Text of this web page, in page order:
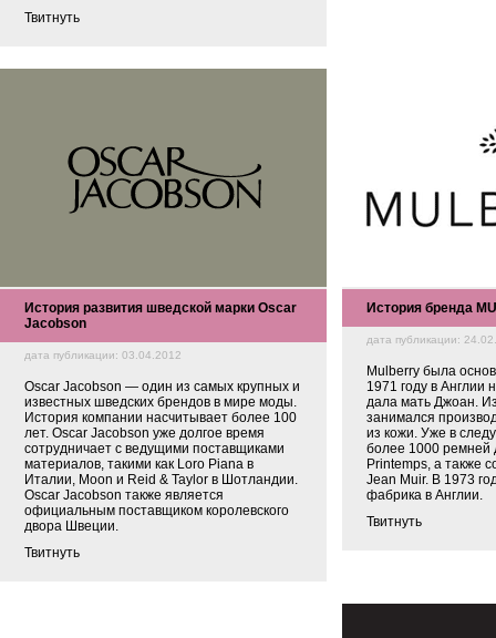
Твитнуть
История развития шведской марки Oscar
Jacobson
дата публикации: 03.04.2012
Oscar Jacobson — один из самых крупных и
известных шведских брендов в мире моды.
История компании насчитывает более 100
лет. Oscar Jacobson уже долгое время
сотрудничает с ведущими поставщиками
материалов, такими как Loro Piana в
Италии, Moon и Reid & Taylor в Шотландии.
Oscar Jacobson также является
официальным поставщиком королевского
двора Швеции.
Твитнуть
История бренда
дата публикации:
Mulberry была
1971 году в Англии
дала мать Джоан.
занимался
из кожи. Уже в
более 1000 ремней
Printemps, а также
Jean Muir. В 1973
фабрика в Англии.
Твитнуть